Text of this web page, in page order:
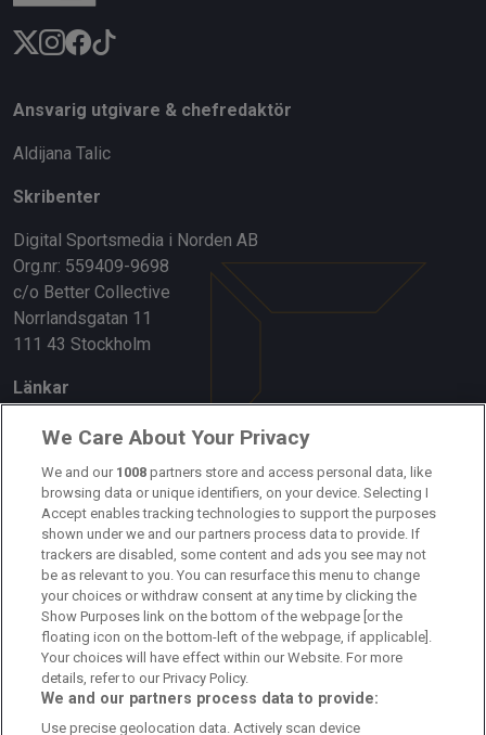
Ansvarig utgivare & chefredaktör
Aldijana Talic
Skribenter
Digital Sportsmedia i Norden AB
Org.nr: 559409-9698
c/o Better Collective
Norrlandsgatan 11
111 43 Stockholm
Länkar
Om oss
Kontakta oss
Kundtjänst
Sponsor: Rekatochklart
Annonsera på Fotbolldirekt
Redaktionell policy
Personuppgiftspolicy
We Care About Your Privacy
We and our 1008 partners store and access personal data, like
browsing data or unique identifiers, on your device. Selecting I
Accept enables tracking technologies to support the purposes
shown under we and our partners process data to provide. If
trackers are disabled, some content and ads you see may not
be as relevant to you. You can resurface this menu to change
your choices or withdraw consent at any time by clicking the
Show Purposes link on the bottom of the webpage [or the
floating icon on the bottom-left of the webpage, if applicable].
Your choices will have effect within our Website. For more
details, refer to our Privacy Policy.
We and our partners process data to provide:
Use precise geolocation data. Actively scan device